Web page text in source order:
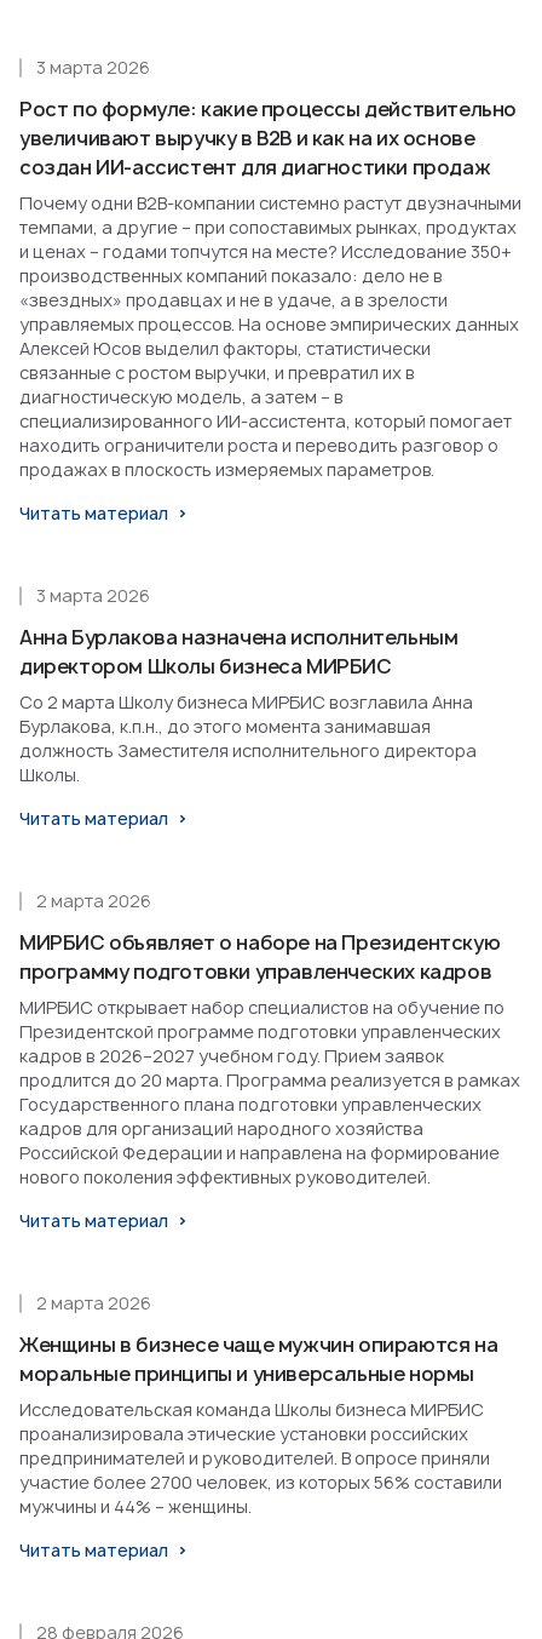
Рост по формуле: какие процессы действительно
увеличивают выручку в B2B и как на их основе
создан ИИ-ассистент для диагностики продаж
3 марта 2026
Почему одни B2B-компании системно растут двузначными
темпами, а другие – при сопоставимых рынках, продуктах
и ценах – годами топчутся на месте? Исследование 350+
производственных компаний показало: дело не в
«звездных» продавцах и не в удаче, а в зрелости
управляемых процессов. На основе эмпирических данных
Алексей Юсов выделил факторы, статистически
связанные с ростом выручки, и превратил их в
диагностическую модель, а затем – в
специализированного ИИ-ассистента, который помогает
находить ограничители роста и переводить разговор о
продажах в плоскость измеряемых параметров.
Читать материал
Анна Бурлакова назначена исполнительным
директором Школы бизнеса МИРБИС
3 марта 2026
Со 2 марта Школу бизнеса МИРБИС возглавила Анна
Бурлакова, к.п.н., до этого момента занимавшая
должность Заместителя исполнительного директора
Школы.
Читать материал
МИРБИС объявляет о наборе на Президентскую
программу подготовки управленческих кадров
2 марта 2026
МИРБИС открывает набор специалистов на обучение по
Президентской программе подготовки управленческих
кадров в 2026–2027 учебном году. Прием заявок
продлится до 20 марта. Программа реализуется в рамках
Государственного плана подготовки управленческих
кадров для организаций народного хозяйства
Российской Федерации и направлена на формирование
нового поколения эффективных руководителей.
Читать материал
Женщины в бизнесе чаще мужчин опираются на
моральные принципы и универсальные нормы
2 марта 2026
Исследовательская команда Школы бизнеса МИРБИС
проанализировала этические установки российских
предпринимателей и руководителей. В опросе приняли
участие более 2700 человек, из которых 56% составили
мужчины и 44% – женщины.
Читать материал
28 февраля 2026